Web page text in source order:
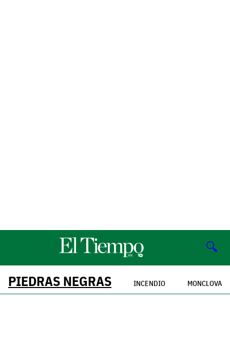
🔍
PIEDRAS NEGRAS INCENDIO MONCLOVA